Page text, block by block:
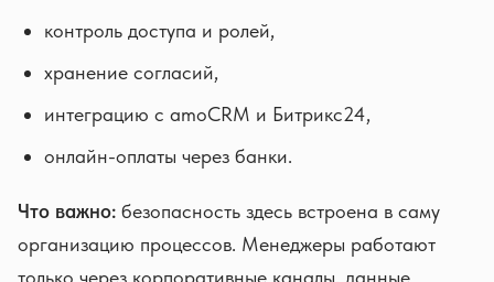
контроль доступа и ролей,
хранение согласий,
интеграцию с amoCRM и Битрикс24,
онлайн-оплаты через банки.
Что важно: безопасность здесь встроена в саму
организацию процессов. Менеджеры работают
только через корпоративные каналы, данные